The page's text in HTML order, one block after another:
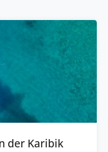
der Karibik